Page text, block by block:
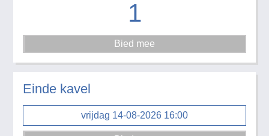
1
Einde kavel
vrijdag 14-08-2026 16:00